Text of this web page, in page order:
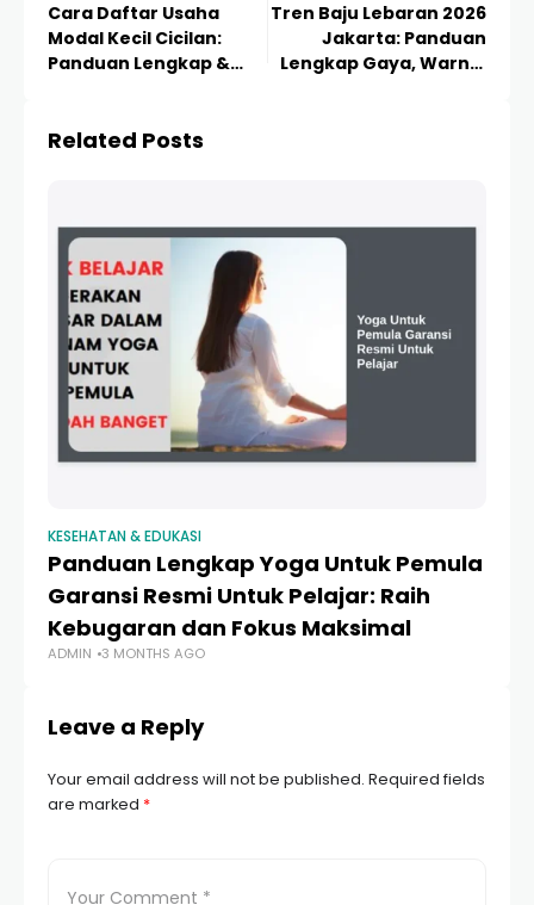
Cara Daftar Usaha
Modal Kecil Cicilan:
Panduan Lengkap &
Tren Baju Lebaran 2026
Jakarta: Panduan
Lengkap Gaya, Warna,
Related Posts
KESEHATAN & EDUKASI
Panduan Lengkap Yoga Untuk Pemula
Garansi Resmi Untuk Pelajar: Raih
Kebugaran dan Fokus Maksimal
ADMIN 3 MONTHS AGO
Leave a Reply
Your email address will not be published. Required fields
are marked *